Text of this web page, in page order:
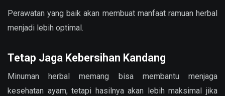
Perawatan yang baik akan membuat manfaat ramuan herbal
menjadi lebih optimal.
Tetap Jaga Kebersihan Kandang
Minuman herbal memang bisa membantu menjaga
kesehatan ayam, tetapi hasilnya akan lebih maksimal jika